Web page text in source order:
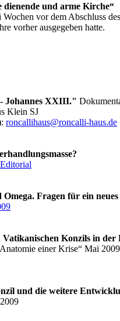
und arme Kirche“
vor dem Abschluss
vorher ausgegeben hatte.
Johannes XXIII."
Klein SJ
roncallihaus@roncalli-haus.de
Fragen für ein
Konzils in der
einer Krise“ Mai
und die weitere